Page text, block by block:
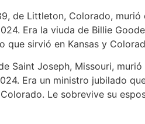
de Littleton, Colorado, murió
Era la viuda de Billie
que sirvió en Kansas y
Saint Joseph, Missouri, murió
Era un ministro jubilado
Le sobrevive su